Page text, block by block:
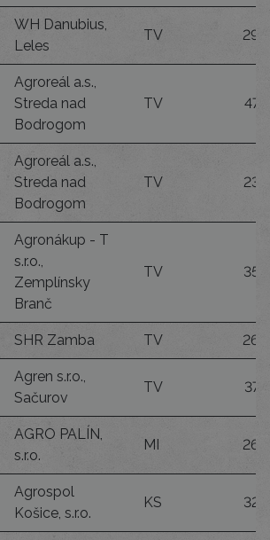
WH Danubius,
Leles
TV 29
Agroreál a.s.,
Streda nad
Bodrogom
TV 47
Agroreál a.s.,
Streda nad
Bodrogom
TV 23
Agronákup - T
s.r.o.,
Zemplínsky
Branč
TV 35
SHR Zamba TV 26
Agren s.r.o.,
Sačurov
TV 37
AGRO PALÍN,
s.r.o.
MI 26
Agrospol
Košice, s.r.o.
KS 32